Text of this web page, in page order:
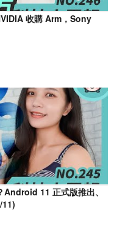
收購 Arm，Sony
11 正式版推出、
11)